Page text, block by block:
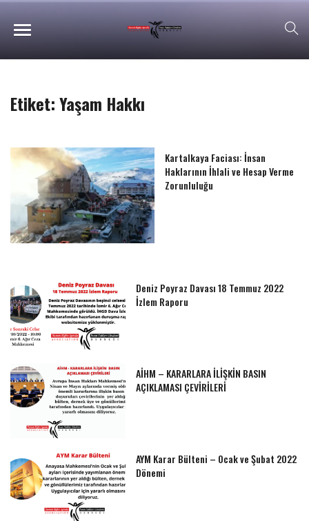
Etiket:Yaşam Hakkı
Kartalkaya Faciası: İnsan
Haklarının İhlali ve Hesap Verme
Zorunluluğu
Deniz Poyraz Davası 18 Temmuz 2022
İzlem Raporu
AİHM – KARARLARA İLİŞKİN BASIN
AÇIKLAMASI ÇEVİRİLERİ
AYM Karar Bülteni – Ocak ve Şubat 2022
Dönemi